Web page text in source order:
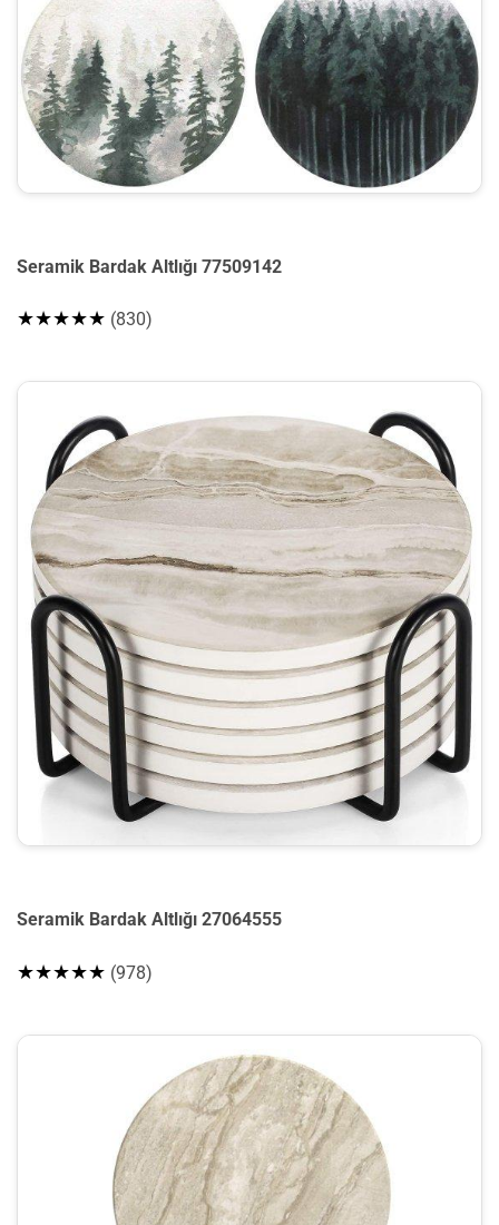
Seramik Bardak Altlığı 77509142
★★★★★ (830)
Seramik Bardak Altlığı 27064555
★★★★★ (978)